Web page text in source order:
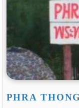
PHRA